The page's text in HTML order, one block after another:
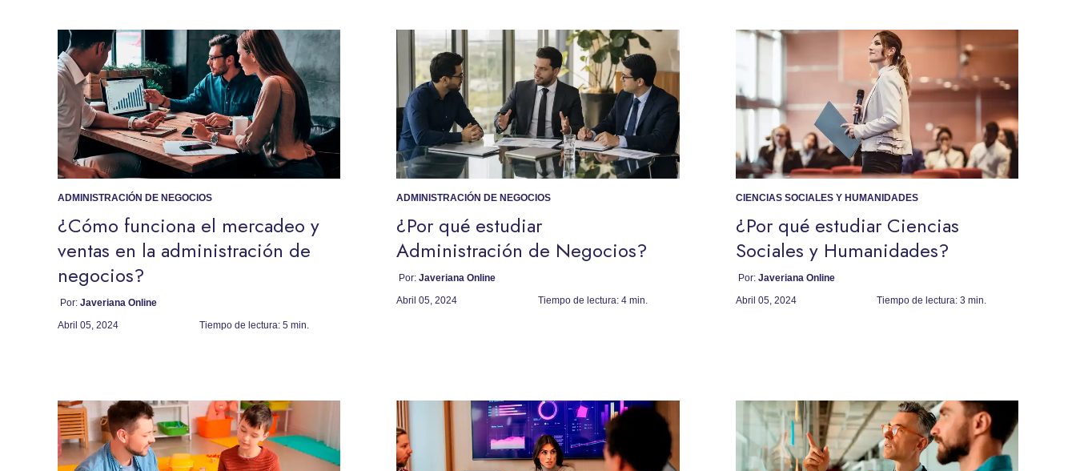
ADMINISTRACIÓN DE NEGOCIOS
¿Cómo funciona el mercadeo y
ventas en la administración de
negocios?
Por: Javeriana Online
Abril 05, 2024
Tiempo de lectura:5 min.
ADMINISTRACIÓN DE NEGOCIOS
¿Por qué estudiar
Administración de Negocios?
Por:Javeriana Online
Abril 05, 2024
Tiempo de lectura:4 min.
CIENCIAS SOCIALES Y HUMANIDADES
¿Por qué estudiar Ciencias
Sociales y Humanidades?
Por: Javeriana Online
Abril 05, 2024
Tiempo de lectura: 3 min.